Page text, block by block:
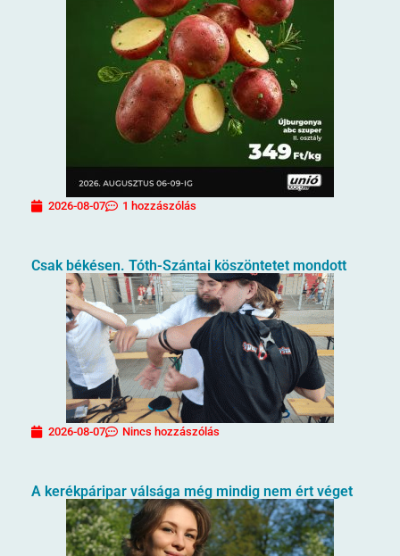
2026-08-07 1 hozzászólás
Csak békésen. Tóth-Szántai köszöntetet mondott
2026-08-07 Nincs hozzászólás
A kerékpáripar válsága még mindig nem ért véget